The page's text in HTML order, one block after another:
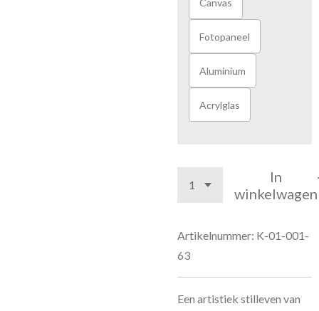
Fotopaneel
Aluminium
Acrylglas
In
winkelwagen
Artikelnummer: K-01-001-
63
Een artistiek stilleven van